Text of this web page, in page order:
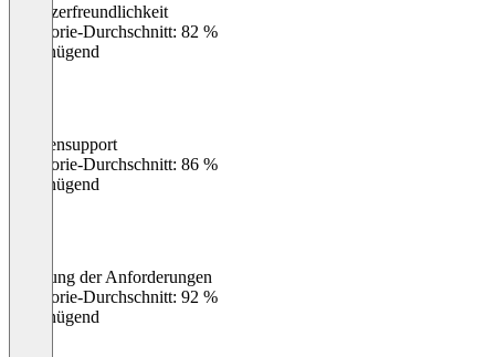
Benutzerfreundlichkeit
Kategorie-Durchschnitt: 82 %
Ungenügend
Kundensupport
Kategorie-Durchschnitt: 86 %
Ungenügend
Erfüllung der Anforderungen
Kategorie-Durchschnitt: 92 %
Ungenügend